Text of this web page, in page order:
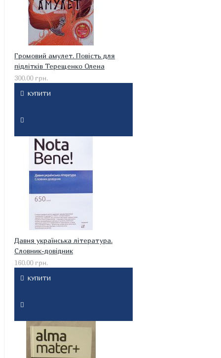
Громовий амулет. Повість для
підлітків Терещенко Олена
300.00 грн.
КУПИТИ
Давня українська література.
Словник-довідник
160.00 грн.
КУПИТИ